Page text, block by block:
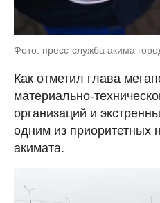
Фото: пресс-служба акима
Как отметил глава
материально-
организаций и
одним из приоритетных
акимата.